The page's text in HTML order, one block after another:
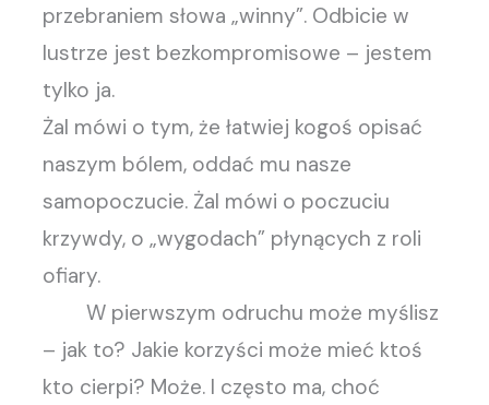
przebraniem słowa „winny”. Odbicie w
lustrze jest bezkompromisowe – jestem
tylko ja.
Żal mówi o tym, że łatwiej kogoś opisać
naszym bólem, oddać mu nasze
samopoczucie. Żal mówi o poczuciu
krzywdy, o „wygodach” płynących z roli
ofiary.
W pierwszym odruchu może myślisz
– jak to? Jakie korzyści może mieć ktoś
kto cierpi? Może. I często ma, choć